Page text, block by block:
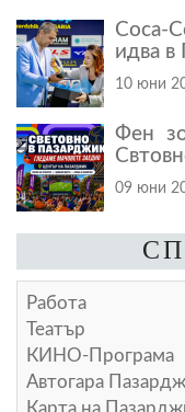
Coca-
идва
10 юни
Фен
09 юни
Работа
Театър
КИНО-Програма
Автогара
Карта на